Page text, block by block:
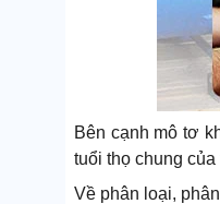
Bên cạnh mô tơ
tuổi thọ chung
Về phân loại,